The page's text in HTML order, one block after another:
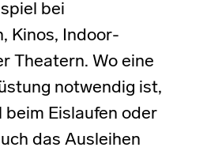
bei
Kinos, Indoor-
Theatern. Wo eine
notwendig ist,
beim Eislaufen oder
das Ausleihen